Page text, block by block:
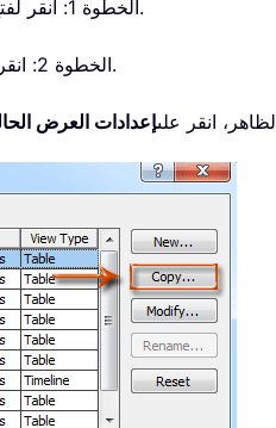
الخطوة 1: انقر لفتح المجلد الذي قمت بتخصيص إعدادات عرضه.
الخطوة 2: انقر على.
إعدادات العرض